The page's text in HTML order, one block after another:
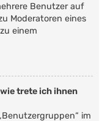
Benutzer auf
Moderatoren eines
einem
trete ich ihnen
im